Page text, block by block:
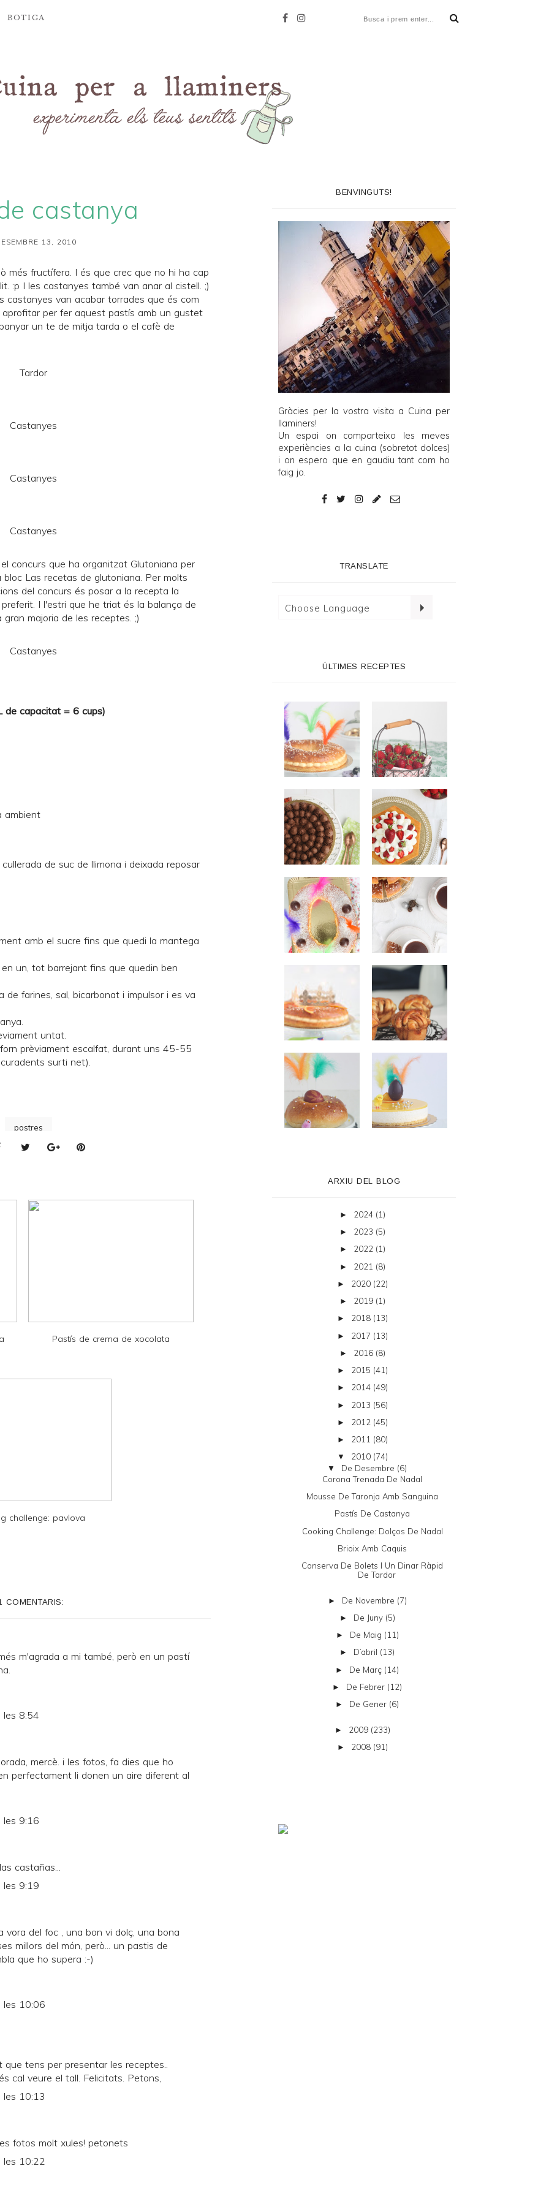
BOTIGA
castanya
13, 2010
més fructífera. I és que crec que no hi ha cap
:p I les castanyes també van anar al cistell. ;)
castanyes van acabar torrades que és com
per fer aquest pastís amb un gustet
un te de mitja tarda o el cafè de
concurs que ha organitzat Glutoniana per
bloc Las recetas de glutoniana. Per molts
del concurs és posar a la recepta la
I l'estri que he triat és la balança de
majoria de les receptes. ;)
de capacitat = 6 cups)
ambient
de suc de llimona i deixada reposar
amb el sucre fins que quedi la mantega
un, tot barrejant fins que quedin ben
de farines, sal, bicarbonat i impulsor i es va
untat.
prèviament escalfat, durant uns 45-55
surti net).
postres
Pastís de crema de xocolata
challenge: pavlova
COMENTARIS:
m'agrada a mi també, però en un pastí
les 8:54
mercè. i les fotos, fa dies que ho
perfectament li donen un aire diferent al
les 9:16
castañas...
les 9:19
vora del foc , una bon vi dolç, una bona
millors del món, però... un pastis de
que ho supera :-)
les 10:06
tens per presentar les receptes..
cal veure el tall. Felicitats. Petons,
les 10:13
fotos molt xules! petonets
les 10:22
BENVINGUTS!
Gràcies per la vostra visita a Cuina per
llaminers!
Un espai on comparteixo les meves
experiències a la cuina (sobretot dolces)
i on espero que en gaudiu tant com ho
faig jo.
TRANSLATE
ÚLTIMES RECEPTES
ARXIU DEL BLOG
► 2024 (1)
► 2023 (5)
► 2022 (1)
► 2021 (8)
► 2020 (22)
► 2019 (1)
► 2018 (13)
► 2017 (13)
► 2016 (8)
► 2015 (41)
► 2014 (49)
► 2013 (56)
► 2012 (45)
► 2011 (80)
▼ 2010 (74)
▼ De Desembre (6)
Corona Trenada De Nadal
Mousse De Taronja Amb Sanguina
Pastís De Castanya
Cooking Challenge: Dolços De Nadal
Brioix Amb Caquis
Conserva De Bolets I Un Dinar Ràpid
De Tardor
► De Novembre (7)
► De Juny (5)
► De Maig (11)
► D’abril (13)
► De Març (14)
► De Febrer (12)
► De Gener (6)
► 2009 (233)
► 2008 (91)